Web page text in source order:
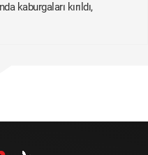
kaburgaları kırıldı,